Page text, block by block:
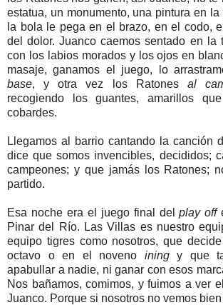
estatua, un monumento, una pintura en la
la bola le pega en el brazo, en el codo,
del dolor. Juanco caemos sentado en la
con los labios morados y los ojos en
masaje, ganamos el juego, lo
base, y otra vez los Ratones al
recogiendo los guantes, amarillos
cobardes.
Llegamos al barrio cantando la canción
dice que somos invencibles, decididos;
campeones; y que jamás los Ratones;
partido.
Esa noche era el juego final delplay off
Pinar del Río. Las Villas es nuestro
equipo tigres como nosotros, que
octavo o en el noveno ining y que
apabullar a nadie, ni ganar con esos
Nos bañamos, comimos, y fuimos a ver
Juanco. Porque si nosotros no vemos